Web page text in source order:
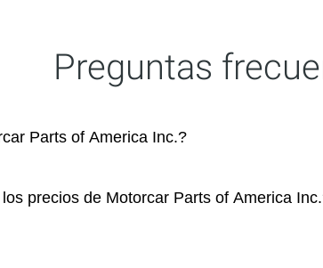
Preguntas
Parts of America Inc.?
precios de Motorcar Parts of America